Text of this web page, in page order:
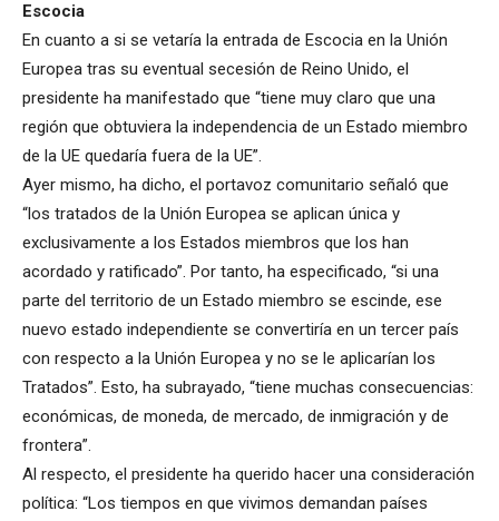
Escocia
En cuanto a si se vetaría la entrada de Escocia en la Unión
Europea tras su eventual secesión de Reino Unido, el
presidente ha manifestado que “tiene muy claro que una
región que obtuviera la independencia de un Estado miembro
de la UE quedaría fuera de la UE”.
Ayer mismo, ha dicho, el portavoz comunitario señaló que
“los tratados de la Unión Europea se aplican única y
exclusivamente a los Estados miembros que los han
acordado y ratificado”. Por tanto, ha especificado, “si una
parte del territorio de un Estado miembro se escinde, ese
nuevo estado independiente se convertiría en un tercer país
con respecto a la Unión Europea y no se le aplicarían los
Tratados”. Esto, ha subrayado, “tiene muchas consecuencias:
económicas, de moneda, de mercado, de inmigración y de
frontera”.
Al respecto, el presidente ha querido hacer una consideración
política: “Los tiempos en que vivimos demandan países